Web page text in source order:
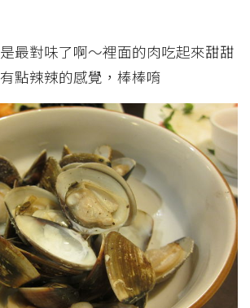
最對味了啊～裡面的肉吃起來甜甜
點辣辣的感覺，棒棒唷